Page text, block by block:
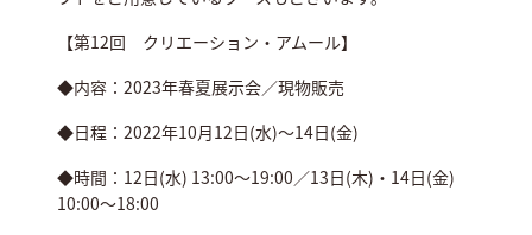
【第12回 クリエーション・アムール】
◆内容：2023年春夏展示会／現物販売
◆日程：2022年10月12日(水)～14日(金)
◆時間：12日(水) 13:00～19:00／13日(木)・14日(金)
10:00～18:00